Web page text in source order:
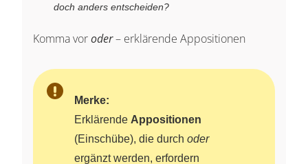
doch anders entscheiden?
Komma voroder– erklärende Appositionen
Merke:
Erklärende Appositionen
(Einschübe), die durch oder
ergänzt werden, erfordern